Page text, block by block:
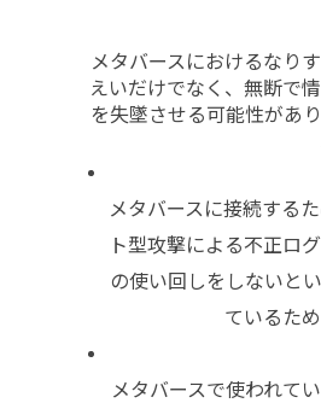
メタバースにおけるなり
えいだけでなく、無断で
を失墜させる可能性があ
メタバースに接続する
ト型攻撃による不正ロ
の使い回しをしないと
ているた
メタバースで使われて